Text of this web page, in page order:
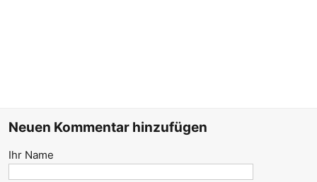
Neuen Kommentar hinzufügen
Ihr Name